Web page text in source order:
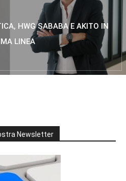
HWG SABABA E AKITO IN
LINEA
Newsletter